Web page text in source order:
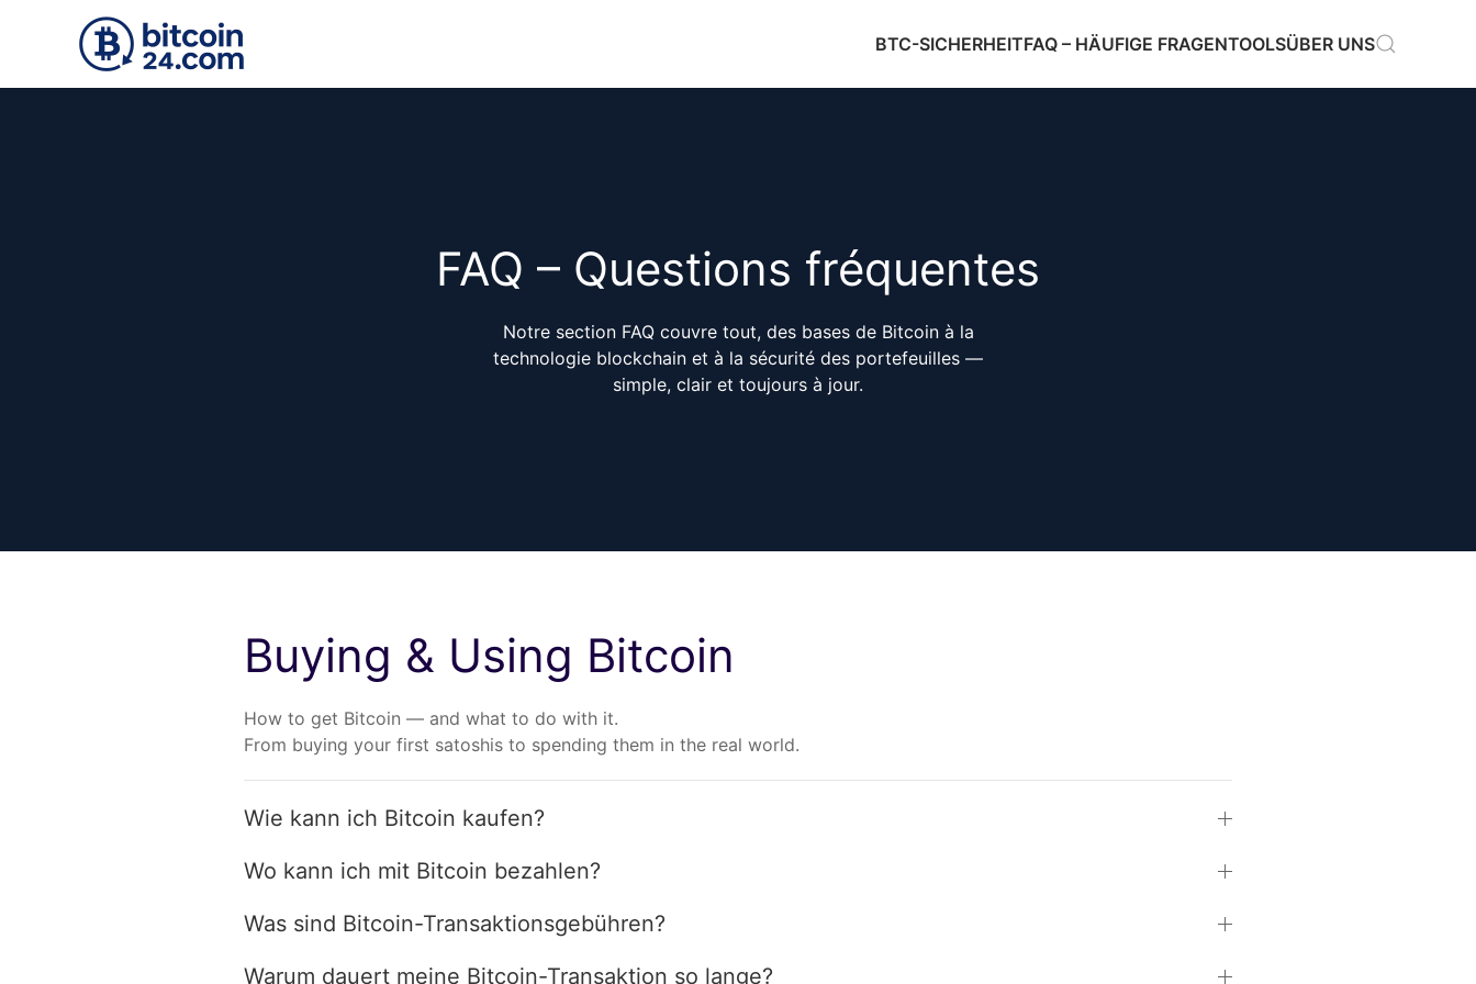
Zum Hauptinhalt springen
BTC-SICHERHEITFAQ – HÄUFIGE FRAGENTOOLSÜBER UNS
FAQ – Questions fréquentes
Notre section FAQ couvre tout, des bases de Bitcoin à la
technologie blockchain et à la sécurité des portefeuilles —
simple, clair et toujours à jour.
Buying & Using Bitcoin
How to get Bitcoin — and what to do with it.
From buying your first satoshis to spending them in the real world.
Wie kann ich Bitcoin kaufen?
Wo kann ich mit Bitcoin bezahlen?
Was sind Bitcoin-Transaktionsgebühren?
Warum dauert meine Bitcoin-Transaktion so lange?